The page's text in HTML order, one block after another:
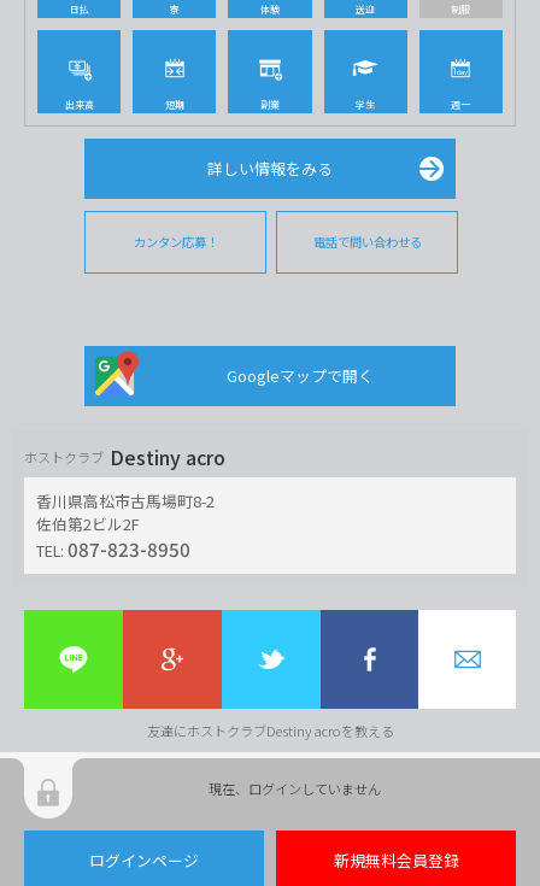
日払 寮 体験 送迎 制服
出来高 短期 副業 学生 週一
詳しい情報をみる
カンタン応募！ 電話で問い合わせる
Googleマップで開く
ホストクラブ Destiny acro
香川県高松市古馬場町8-2
佐伯第2ビル2F
TEL: 087-823-8950
友達にホストクラブDestiny acroを教える
現在、ログインしていません
ログインページ 新規無料会員登録